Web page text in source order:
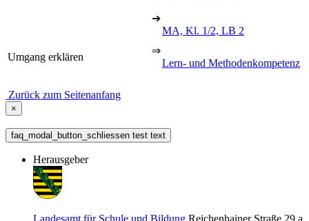
➔
MA, Kl. 1/2, LB 2
Umgang erklären
⇒
Lern- und Methodenkompetenz
Zurück zum Seitenanfang
×
faq_modal_button_schliessen test text
Herausgeber
Landesamt für Schule und Bildung Reichenhainer Straße 29 a